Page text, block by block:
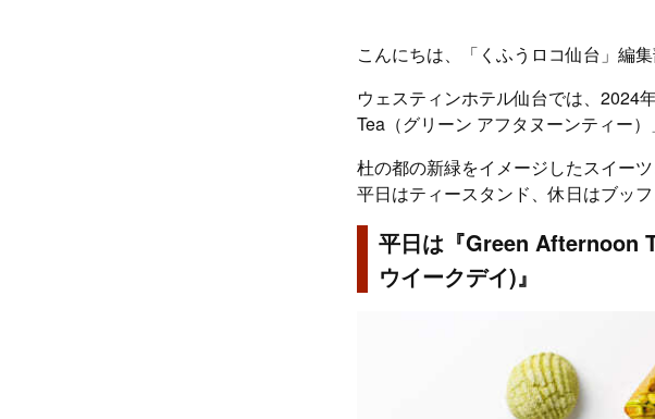
こんにちは、「くふうロコ仙台」編集
ウェスティンホテル仙台では、2024
Tea（グリーン アフタヌーンティー）
杜の都の新緑をイメージしたスイー
平日はティースタンド、休日はブッ
平日は『Green Afternoon
ウイークデイ)』